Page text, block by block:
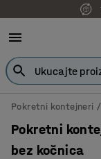
Pokretni kontejneri
Pokretni
bez kočnica